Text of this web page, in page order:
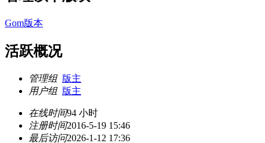
Gom版本
活跃概况
管理组 版主
用户组 版主
在线时间94 小时
注册时间2016-5-19 15:46
最后访问2026-1-12 17:36